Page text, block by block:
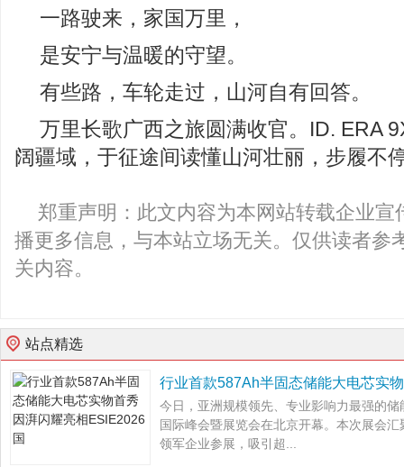
一路驶来，家国万里，
是安宁与温暖的守望。
有些路，车轮走过，山河自有回答。
万里长歌广西之旅圆满收官。ID. ERA
阔疆域，于征途间读懂山河壮丽，步履不
郑重声明：此文内容为本网站转载企业宣
播更多信息，与本站立场无关。仅供读者参
关内容。
站点精选
行业首款587Ah半固态储能大电芯实
今日，亚洲规模领先、专业影响力最强的
国际峰会暨展览会在北京开幕。本次展会
领军企业参展，吸引超...